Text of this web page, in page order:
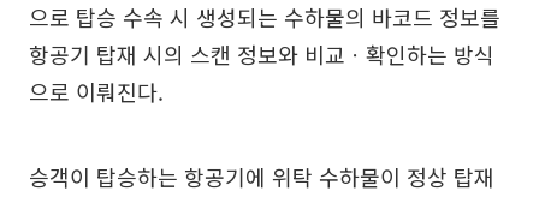
으로 탑승 수속 시 생성되는 수하물의 바코드 정보를
항공기 탑재 시의 스캔 정보와 비교ㆍ확인하는 방식
으로 이뤄진다.
승객이 탑승하는 항공기에 위탁 수하물이 정상 탑재